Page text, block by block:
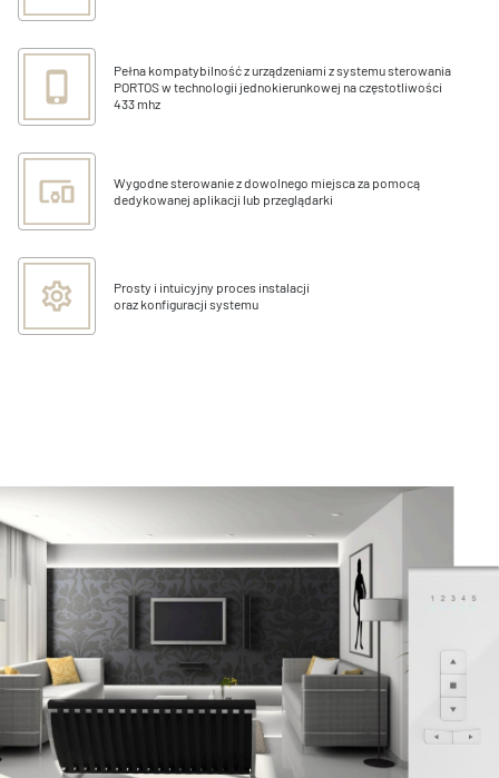
Pełna kompatybilność z urządzeniami z systemu sterowania
PORTOS w technologii jednokierunkowej na częstotliwości
433 mhz
Wygodne sterowanie z dowolnego miejsca za pomocą
dedykowanej aplikacji lub przeglądarki
Prosty i intuicyjny proces instalacji
oraz konfiguracji systemu